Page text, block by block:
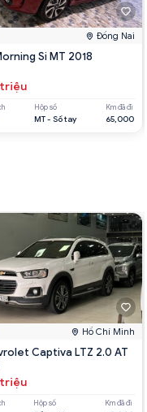
Đồng Nai
Si MT 2018
Hộp số
MT - Số tay
Km đã đi
65,000
Hồ Chí Minh
Captiva LTZ 2.0 AT
Hộp số Km đã đi